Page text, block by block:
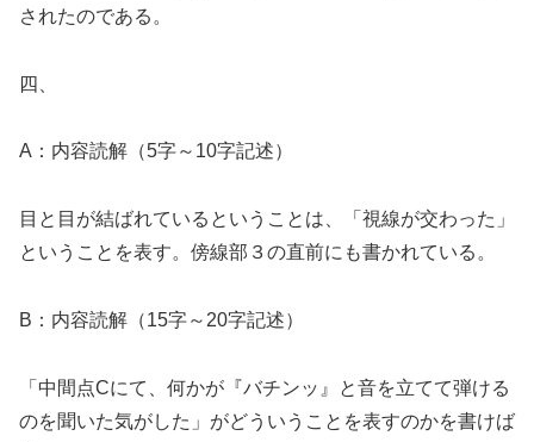
されたのである。
四、
A：内容読解（5字～10字記述）
目と目が結ばれているということは、「視線が交わった」
ということを表す。傍線部３の直前にも書かれている。
B：内容読解（15字～20字記述）
「中間点Cにて、何かが『バチンッ』と音を立てて弾ける
のを聞いた気がした」がどういうことを表すのかを書けば